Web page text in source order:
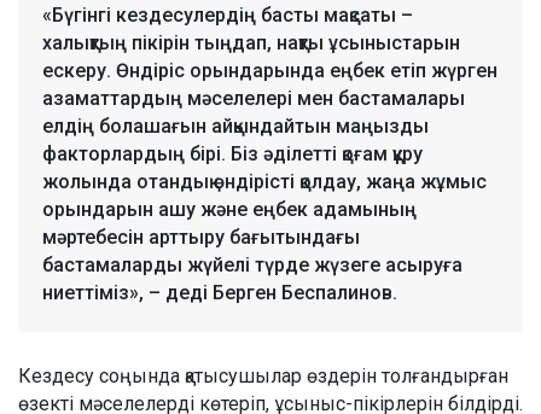
«Бүгінгі кездесулердің басты мақсаты –
халықтың пікірін тыңдап, нақты ұсыныстарын
ескеру. Өндіріс орындарында еңбек етіп жүрген
азаматтардың мәселелері мен бастамалары
елдің болашағын айқындайтын маңызды
факторлардың бірі. Біз әділетті қоғам құру
жолында отандық өндірісті қолдау, жаңа жұмыс
орындарын ашу және еңбек адамының
мәртебесін арттыру бағытындағы
бастамаларды жүйелі түрде жүзеге асыруға
ниеттіміз», – деді Берген Беспалинов.
Кездесу соңында қатысушылар өздерін толғандырған
өзекті мәселелерді көтеріп, ұсыныс-пікірлерін білдірді.